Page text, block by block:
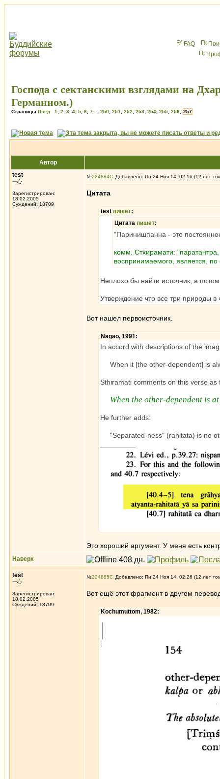
FAQ
Господа с сектанскими взглядами на
Германном.)
Страницы Пред. 1 2 3 4 5 6 7 250 251 252 253 254 255 256 257
Автор
test
一心
Зарегистрирован:
18.02.2005
Суждений: 18709
№224884 Добавлено: Пн 24 Ноя 14, 02:16 (12 лет
Цитата
test пишет:
Цитата пишет:
"Паринишпанна - это
комм. Стхирамати:
воспринимаемого, является,
Неплохо бы найти источник, а
Утверждение что все три природы
Вот нашел первоисточник.
Nagao, 1991:
In accord with descriptions of the
When it [the other-dependent] is
Sthiramati comments on this verse as
When the other-dependent is
He further adds:
"Separated-ness" (rahitata) is no
Это хороший аргумент. У меня есть
Наверх
test
一心
Зарегистрирован:
18.02.2005
Суждений: 18709
№224885 Добавлено: Пн 24 Ноя 14, 02:26 (12 лет
Вот ещё этот фрагмент в другом
Kochumuttom, 1982: